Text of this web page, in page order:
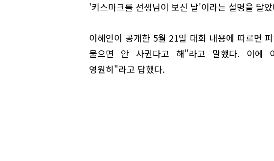
'키스마크를 선생님이 보신 날'이라는 설명을 달
이해인이 공개한 5월 21일 대화 내용에 따르면
물으면 안 사귄다고 해"라고 말했다. 이에
영원히"라고 답했다.